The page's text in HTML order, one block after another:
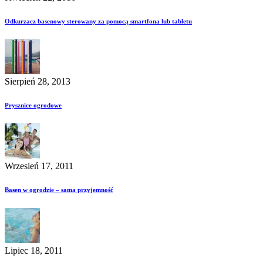
Odkurzacz basenowy sterowany za pomocą smartfona lub tabletu
Sierpień 28, 2013
Prysznice ogrodowe
Wrzesień 17, 2011
Basen w ogrodzie – sama przyjemność
Lipiec 18, 2011